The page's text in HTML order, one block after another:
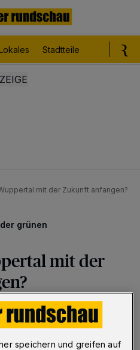
Stadtteile
mit der Zukunft anfangen?
grünen
mit der
speichern und greifen auf